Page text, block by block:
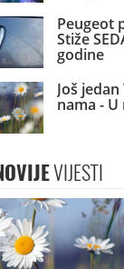
Peugeot
Stiže
godine
Još
nama - U
VIJESTI